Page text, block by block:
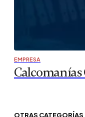
EMPRESA
Calcomanías
OTRAS CATEGORÍAS